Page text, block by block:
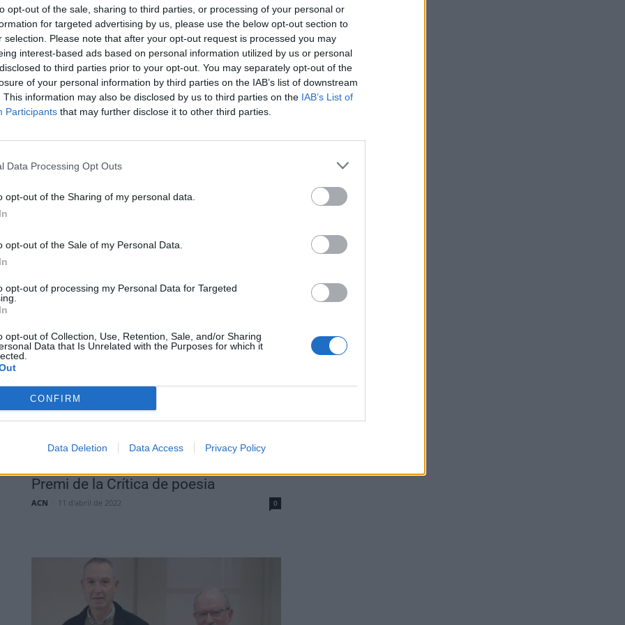
opt-out of the sale, sharing to third parties, or processing of your personal or
for targeted advertising by us, please use the below opt-out section to
selection. Please note that after your opt-out request is processed you may
interest-based ads based on personal information utilized by us or personal
to third parties prior to your opt-out. You may separately opt-out of the
of your personal information by third parties on the IAB’s list of downstream
This information may also be disclosed by us to third parties on the IAB’s List of
Participants that may further disclose it to other third parties.
Data Processing Opt Outs
opt-out of the Sharing of my personal data.
opt-out of the Sale of my Personal Data.
opt-out of processing my Personal Data for Targeted
opt-out of Collection, Use, Retention, Sale, and/or Sharing
Data that Is Unrelated with the Purposes for which it
CONFIRM
Data Deletion Data Access Privacy Policy
La Diputació de Tarragona celebra
estands a Reus, Tarragona i Tortosa
Cultura
Premi de la Crítica de poesia
ACN 11 d'abril de 2022 0